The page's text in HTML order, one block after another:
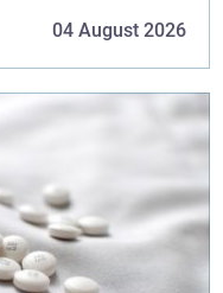
04 August 2026